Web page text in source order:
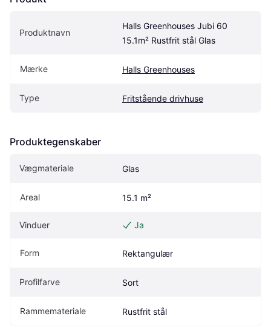
Produktnavn
Halls Greenhouses Jubi 60
15.1m² Rustfrit stål Glas
Mærke Halls Greenhouses
Type Fritstående drivhuse
Produktegenskaber
Vægmateriale Glas
Areal 15.1 m²
Vinduer Ja
Form Rektangulær
Profilfarve Sort
Rammemateriale Rustfrit stål